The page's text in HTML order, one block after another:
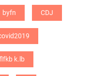
byfn CDJ
k.lb